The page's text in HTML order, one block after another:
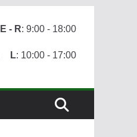
E - R: 9:00 - 18:00
L: 10:00 - 17:00